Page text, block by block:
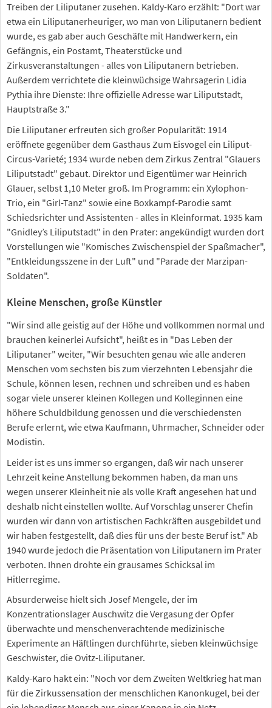
Treiben der Liliputaner zusehen. Kaldy-Karo erzählt: "Dort war
etwa ein Liliputanerheuriger, wo man von Liliputanern bedient
wurde, es gab aber auch Geschäfte mit Handwerkern, ein
Gefängnis, ein Postamt, Theaterstücke und
Zirkusveranstaltungen - alles von Liliputanern betrieben.
Außerdem verrichtete die kleinwüchsige Wahrsagerin Lidia
Pythia ihre Dienste: Ihre offizielle Adresse war Liliputstadt,
Hauptstraße 3."
Die Liliputaner erfreuten sich großer Popularität: 1914
eröffnete gegenüber dem Gasthaus Zum Eisvogel ein Liliput-
Circus-Varieté; 1934 wurde neben dem Zirkus Zentral "Glauers
Liliputstadt" gebaut. Direktor und Eigentümer war Heinrich
Glauer, selbst 1,10 Meter groß. Im Programm: ein Xylophon-
Trio, ein "Girl-Tanz" sowie eine Boxkampf-Parodie samt
Schiedsrichter und Assistenten - alles in Kleinformat. 1935 kam
"Gnidley’s Liliputstadt" in den Prater: angekündigt wurden dort
Vorstellungen wie "Komisches Zwischenspiel der Spaßmacher",
"Entkleidungsszene in der Luft" und "Parade der Marzipan-
Soldaten".
Kleine Menschen, große Künstler
"Wir sind alle geistig auf der Höhe und vollkommen normal und
brauchen keinerlei Aufsicht", heißt es in "Das Leben der
Liliputaner" weiter, "Wir besuchten genau wie alle anderen
Menschen vom sechsten bis zum vierzehnten Lebensjahr die
Schule, können lesen, rechnen und schreiben und es haben
sogar viele unserer kleinen Kollegen und Kolleginnen eine
höhere Schuldbildung genossen und die verschiedensten
Berufe erlernt, wie etwa Kaufmann, Uhrmacher, Schneider oder
Modistin.
Leider ist es uns immer so ergangen, daß wir nach unserer
Lehrzeit keine Anstellung bekommen haben, da man uns
wegen unserer Kleinheit nie als volle Kraft angesehen hat und
deshalb nicht einstellen wollte. Auf Vorschlag unserer Chefin
wurden wir dann von artistischen Fachkräften ausgebildet und
wir haben festgestellt, daß dies für uns der beste Beruf ist." Ab
1940 wurde jedoch die Präsentation von Liliputanern im Prater
verboten. Ihnen drohte ein grausames Schicksal im
Hitlerregime.
Absurderweise hielt sich Josef Mengele, der im
Konzentrationslager Auschwitz die Vergasung der Opfer
überwachte und menschenverachtende medizinische
Experimente an Häftlingen durchführte, sieben kleinwüchsige
Geschwister, die Ovitz-Liliputaner.
Kaldy-Karo hakt ein: "Noch vor dem Zweiten Weltkrieg hat man
für die Zirkussensation der menschlichen Kanonkugel, bei der